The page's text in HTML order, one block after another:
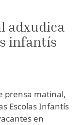
adxudica
infantís
prensa matinal,
Escolas Infantís
en